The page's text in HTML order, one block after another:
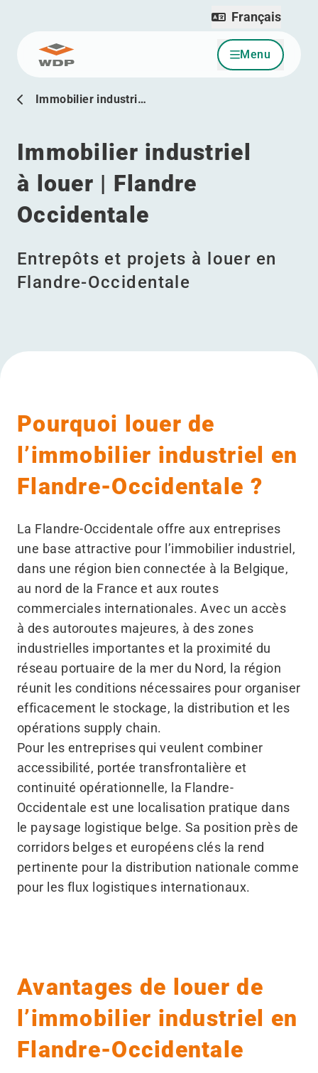
Allez au contenu Menu
Français
Immobilier industri…
Immobilier industriel
à louer | Flandre
Occidentale
Entrepôts et projets à louer en
Flandre-Occidentale
Pourquoi louer de
l’immobilier industriel en
Flandre-Occidentale ?
La Flandre-Occidentale offre aux entreprises
une base attractive pour l’immobilier industriel,
dans une région bien connectée à la Belgique,
au nord de la France et aux routes
commerciales internationales. Avec un accès
à des autoroutes majeures, à des zones
industrielles importantes et la proximité du
réseau portuaire de la mer du Nord, la région
réunit les conditions nécessaires pour organiser
efficacement le stockage, la distribution et les
opérations supply chain.
Pour les entreprises qui veulent combiner
accessibilité, portée transfrontalière et
continuité opérationnelle, la Flandre-
Occidentale est une localisation pratique dans
le paysage logistique belge. Sa position près de
corridors belges et européens clés la rend
pertinente pour la distribution nationale comme
pour les flux logistiques internationaux.
Avantages de louer de
l’immobilier industriel en
Flandre-Occidentale